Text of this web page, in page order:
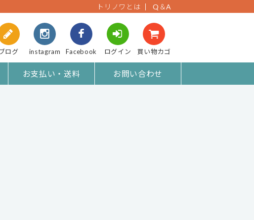
トリノワとは Q＆A
ログ instagram Facebook ログイン 買い物カゴ
お支払い・送料 お問い合わせ